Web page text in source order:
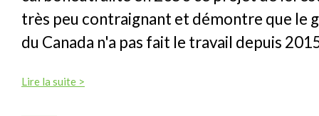
très peu contraignant et démontre que le
du Canada n'a pas fait le travail depuis
Lire la suite >